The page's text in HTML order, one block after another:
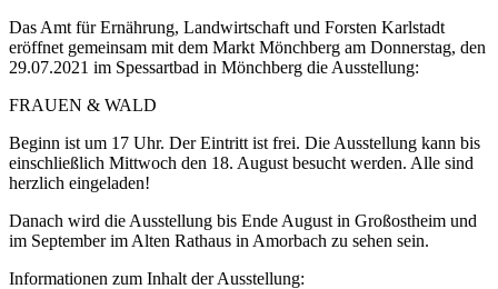
Das Amt für Ernährung, Landwirtschaft und Forsten Karlstadt
eröffnet gemeinsam mit dem Markt Mönchberg am Donnerstag, den
29.07.2021 im Spessartbad in Mönchberg die Ausstellung:
FRAUEN & WALD
Beginn ist um 17 Uhr. Der Eintritt ist frei. Die Ausstellung kann bis
einschließlich Mittwoch den 18. August besucht werden. Alle sind
herzlich eingeladen!
Danach wird die Ausstellung bis Ende August in Großostheim und
im September im Alten Rathaus in Amorbach zu sehen sein.
Informationen zum Inhalt der Ausstellung: